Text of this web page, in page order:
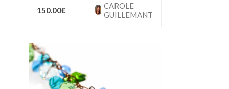
150.00€
CAROLE
GUILLEMANT